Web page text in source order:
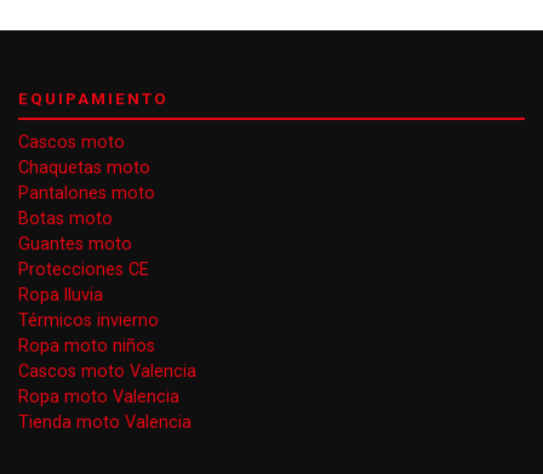
EQUIPAMIENTO
Cascos moto
Chaquetas moto
Pantalones moto
Botas moto
Guantes moto
Protecciones CE
Ropa lluvia
Térmicos invierno
Ropa moto niños
Cascos moto Valencia
Ropa moto Valencia
Tienda moto Valencia